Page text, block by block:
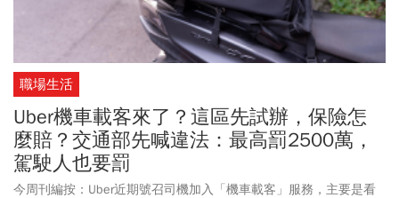
職場生活
Uber機車載客來了？這區先試辦，保險怎
麼賠？交通部先喊違法：最高罰2500萬，
駕駛人也要罰
今周刊編按：Uber近期號召司機加入「機車載客」服務，主要是看